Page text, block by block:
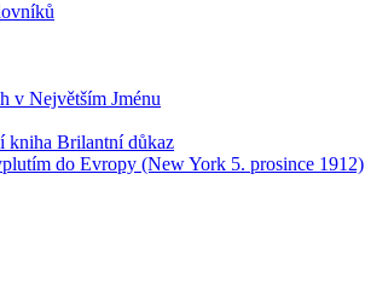
v Největším Jménu
kniha Brilantní důkaz
do Evropy (New York 5. prosince 1912)